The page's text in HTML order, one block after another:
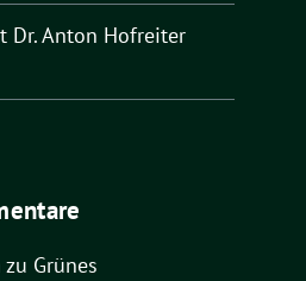
Dr. Anton Hofreiter
zu Grünes